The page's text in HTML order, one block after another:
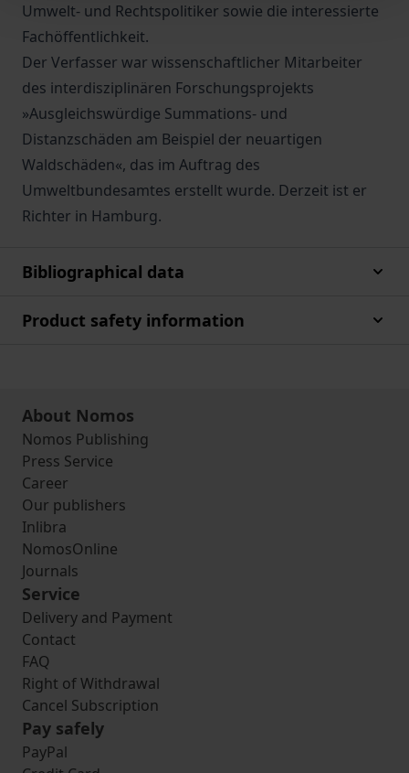
Umwelt- und Rechtspolitiker sowie die interessierte
Fachöffentlichkeit.
Der Verfasser war wissenschaftlicher Mitarbeiter
des interdisziplinären Forschungsprojekts
»Ausgleichswürdige Summations- und
Distanzschäden am Beispiel der neuartigen
Waldschäden«, das im Auftrag des
Umweltbundesamtes erstellt wurde. Derzeit ist er
Richter in Hamburg.
Bibliographical data
Product safety information
About Nomos
Nomos Publishing
Press Service
Career
Our publishers
Inlibra
NomosOnline
Journals
Service
Delivery and Payment
Contact
FAQ
Right of Withdrawal
Cancel Subscription
Pay safely
PayPal